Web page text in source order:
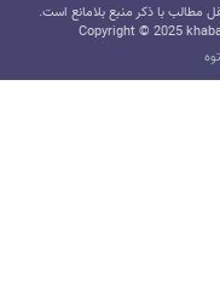
با ذکر منبع بلامانع است.
Copyright © 2025